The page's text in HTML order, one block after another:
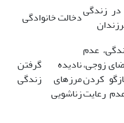
در زندگیدخالت خانوادگی
عدم
زوجی،
کردن
رعایت
نادیده گرفتن
مرزهای زندگی
زناشویی